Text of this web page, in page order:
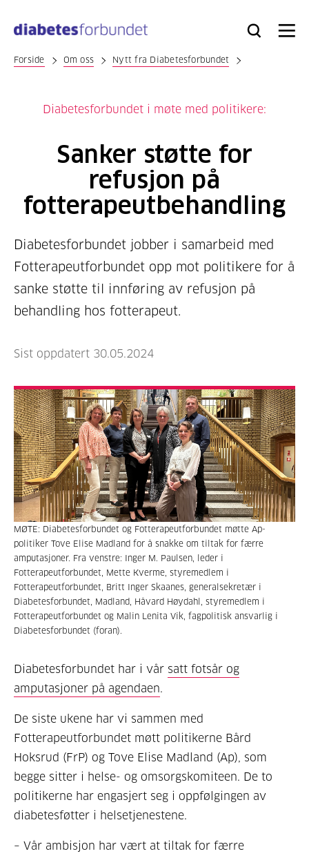
hovedinnhold
Bli
Logg
Søk Meny
Forside Om oss Nytt fra Diabetesforbundet
Diabetesforbundet i møte med politikere:
Sanker støtte for
refusjon på
fotterapeutbehandling
Diabetesforbundet jobber i samarbeid med
Fotterapeutforbundet opp mot politikere for å
sanke støtte til innføring av refusjon på
behandling hos fotterapeut.
Sist oppdatert 30.05.2024
MØTE: Diabetesforbundet og Fotterapeutforbundet møtte Ap-
politiker Tove Elise Madland for å snakke om tiltak for færre
amputasjoner. Fra venstre: Inger M. Paulsen, leder i
Fotterapeutforbundet, Mette Kverme, styremedlem i
Fotterapeutforbundet, Britt Inger Skaanes, generalsekretær i
Diabetesforbundet, Madland, Håvard Høydahl, styremedlem i
Fotterapeutforbundet og Malin Lenita Vik, fagpolitisk ansvarlig i
Diabetesforbundet (foran).
Diabetesforbundet har i vår satt fotsår og
amputasjoner på agendaen.
De siste ukene har vi sammen med
Fotterapeutforbundet møtt politikerne Bård
Hoksrud (FrP) og Tove Elise Madland (Ap), som
begge sitter i helse- og omsorgskomiteen. De to
politikerne har engasjert seg i oppfølgingen av
diabetesføtter i helsetjenestene.
– Vår ambisjon har vært at tiltak for færre